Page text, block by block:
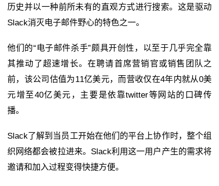
历史并以一种前所未有的直观方式进行搜索。这是驱动
Slack消灭电子邮件野心的特色之一。
他们的“电子邮件杀手”颇具开创性，以至于几乎完全靠
其推动了超速增长。在聘请首席营销官或销售团队之
前，该公司估值为11亿美元，而营收仅在4年内就从0美
元增至40亿美元，主要是依靠twitter等网站的口碑传
播。
Slack了解到当员工开始在他们的平台上协作时，整个组
织网络都会被拉进来。Slack利用这一用户产生的需求将
邀请和加入过程变得快捷方便。